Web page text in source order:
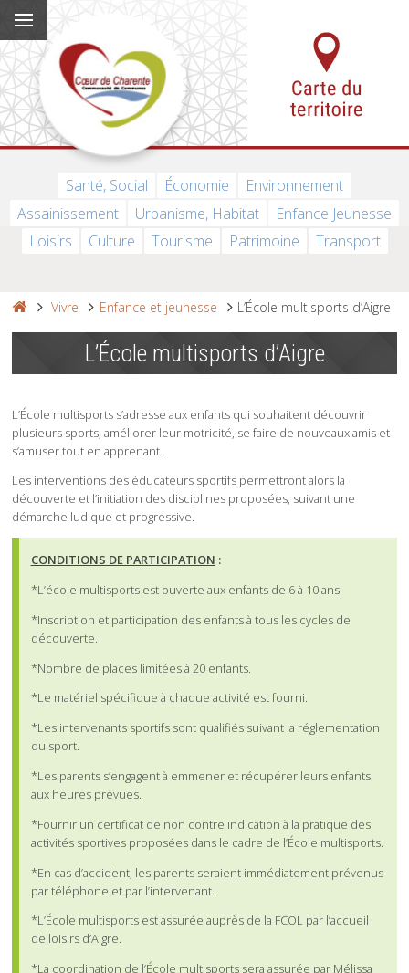
Santé, Social Économie
Environnement
Assainissement
Urbanisme, Habitat
Enfance Jeunesse
Loisirs
Culture Tourisme Patrimoine Transport
Vivre Enfance et jeunesse L’École multisports d’Aigre
L’École multisports d’Aigre
L’École multisports s’adresse aux enfants qui souhaitent découvrir
plusieurs sports, améliorer leur motricité, se faire de nouveaux amis et
s’amuser tout en apprenant.
Les interventions des éducateurs sportifs permettront alors la
découverte et l’initiation des disciplines proposées, suivant une
démarche ludique et progressive.
CONDITIONS DE PARTICIPATION :
*L’école multisports est ouverte aux enfants de 6 à 10 ans.
*Inscription et participation des enfants à tous les cycles de
découverte.
*Nombre de places limitées à 20 enfants.
*Le matériel spécifique à chaque activité est fourni.
*Les intervenants sportifs sont qualifiés suivant la réglementation
du sport.
*Les parents s’engagent à emmener et récupérer leurs enfants
aux heures prévues.
*Fournir un certificat de non contre indication à la pratique des
activités sportives proposées dans le cadre de l’École multisports.
*En cas d’accident, les parents seraient immédiatement prévenus
par téléphone et par l’intervenant.
*L’École multisports est assurée auprès de la FCOL par l’accueil
de loisirs d’Aigre.
*La coordination de l’École multisports sera assurée par Mélissa